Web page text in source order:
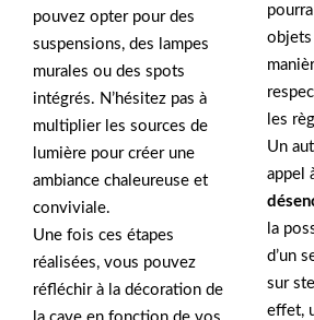
pouvez opter pour des
suspensions, des lampes
murales ou des spots
intégrés. N’hésitez pas à
multiplier les sources de
lumière pour créer une
ambiance chaleureuse et
conviviale.
Une fois ces étapes
réalisées, vous pouvez
réfléchir à la décoration de
objets
les
Un
appel
la
d’un
sur
effet,